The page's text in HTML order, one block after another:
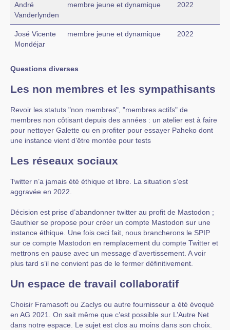
André
Vanderlynden
membre jeune et dynamique 2022
José Vicente
Mondéjar
membre jeune et dynamique 2022
Questions diverses
Les non membres et les sympathisants
Revoir les statuts "non membres", "membres actifs" de
membres non côtisant depuis des années : un atelier est à faire
pour nettoyer Galette ou en profiter pour essayer Paheko dont
une instance vient d’être montée pour tests
Les réseaux sociaux
Twitter n’a jamais été éthique et libre. La situation s’est
aggravée en 2022.
Décision est prise d’abandonner twitter au profit de Mastodon ;
Gauthier se propose pour créer un compte Mastodon sur une
instance éthique. Une fois ceci fait, nous brancherons le SPIP
sur ce compte Mastodon en remplacement du compte Twitter et
mettrons en pause avec un message d’avertissement. A voir
plus tard s’il ne convient pas de le fermer définitivement.
Un espace de travail collaboratif
Choisir Framasoft ou Zaclys ou autre fournisseur a été évoqué
en AG 2021. On sait même que c’est possible sur L’Autre Net
dans notre espace. Le sujet est clos au moins dans son choix.